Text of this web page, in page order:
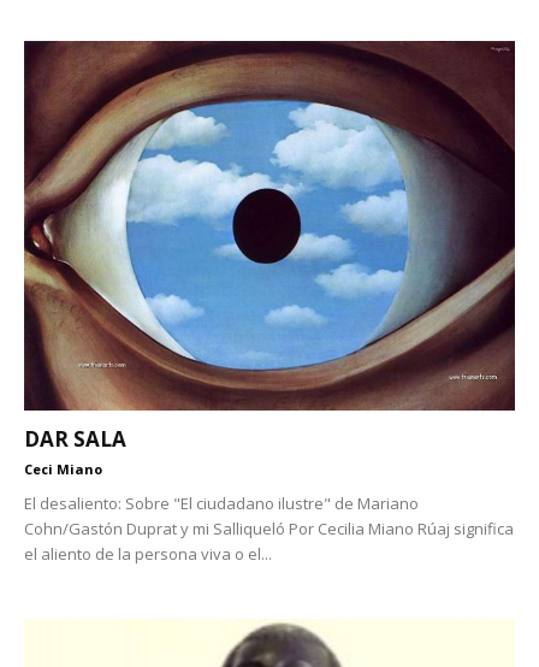
DAR SALA
Ceci Miano
El desaliento: Sobre "El ciudadano ilustre" de Mariano
Cohn/Gastón Duprat y mi Salliqueló Por Cecilia Miano Rúaj significa
el aliento de la persona viva o el...